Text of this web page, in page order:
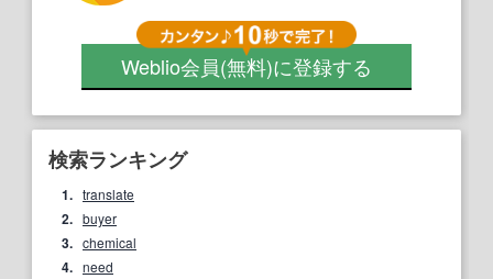
Weblio会員(無料)に登録する
検索ランキング
1. translate
2. buyer
3. chemical
4. need